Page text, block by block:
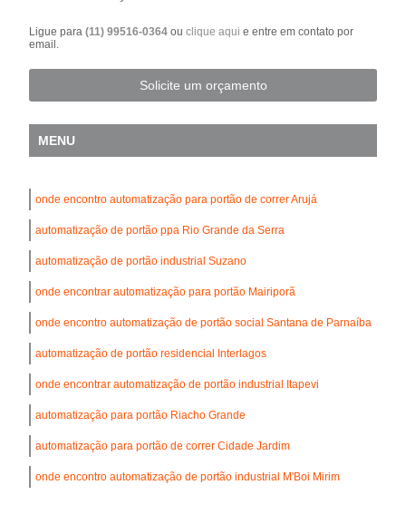
Ligue para(11) 99516-0364ouclique aqui e entre em contato por
email.
Solicite um orçamento
MENU
onde encontro automatização para portão de correr Arujá
automatização de portão ppa Rio Grande da Serra
automatização de portão industrial Suzano
onde encontrar automatização para portão Mairiporã
onde encontro automatização de portão social Santana de Parnaíba
automatização de portão residencial Interlagos
onde encontrar automatização de portão industrial Itapevi
automatização para portão Riacho Grande
automatização para portão de correr Cidade Jardim
onde encontro automatização de portão industrial M'Boi Mirim